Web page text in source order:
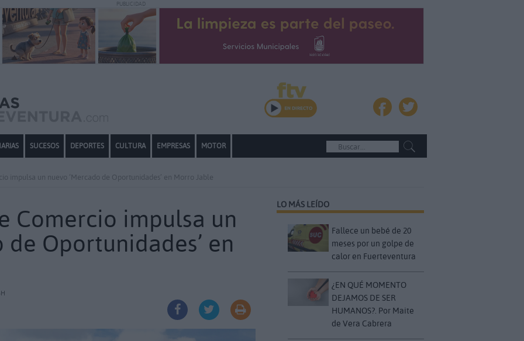
PUBLICIDAD
SUCESOS DEPORTES CULTURA EMPRESAS MOTOR
impulsa un nuevo ‘Mercado de Oportunidades’ en Morro Jable
Comercio impulsa un
de Oportunidades’ en
LO MÁS LEÍDO
Fallece un bebé de 20
meses por un golpe de
calor en Fuerteventura
¿EN QUÉ MOMENTO
DEJAMOS DE SER
HUMANOS?. Por Maite
de Vera Cabrera